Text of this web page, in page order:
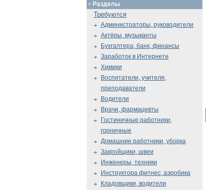
Разделы
Требуются
Администраторы, руководители
Актёры, музыканты
Бухгалтера, банк, финансы
Заработок в Интернете
Химики
Воспитатели, учителя,
преподаватели
Водители
Врачи, фармацевты
Гостиничные работники,
горничные
Домашние работники, уборка
Закройщики, швеи
Инженеры, техники
Инструктора фитнес, аэробика
Кладовщики, водители